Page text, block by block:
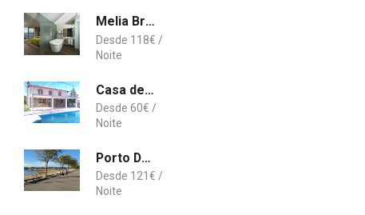
Melia Braga Hotel & Spa
118€
Casa de Campo das Argolas
60€
Porto Douro Marina
121 €